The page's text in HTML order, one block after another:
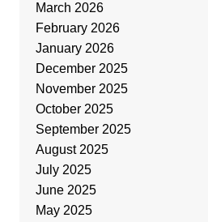
March 2026
February 2026
January 2026
December 2025
November 2025
October 2025
September 2025
August 2025
July 2025
June 2025
May 2025